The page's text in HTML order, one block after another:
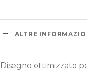
ALTRE
Disegno ottimizzato